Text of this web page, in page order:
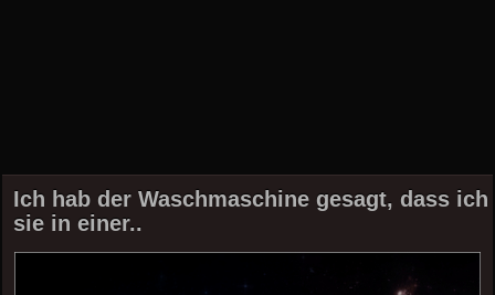
Ich hab der Waschmaschine gesagt, dass ich
sie in einer..